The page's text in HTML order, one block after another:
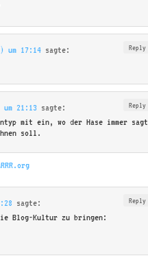
um 17:14 sagte: Reply
21:13 sagte: Reply
mit ein, wo der Hase immer sagt
soll.
sagte: Reply
Blog-Kultur zu bringen: